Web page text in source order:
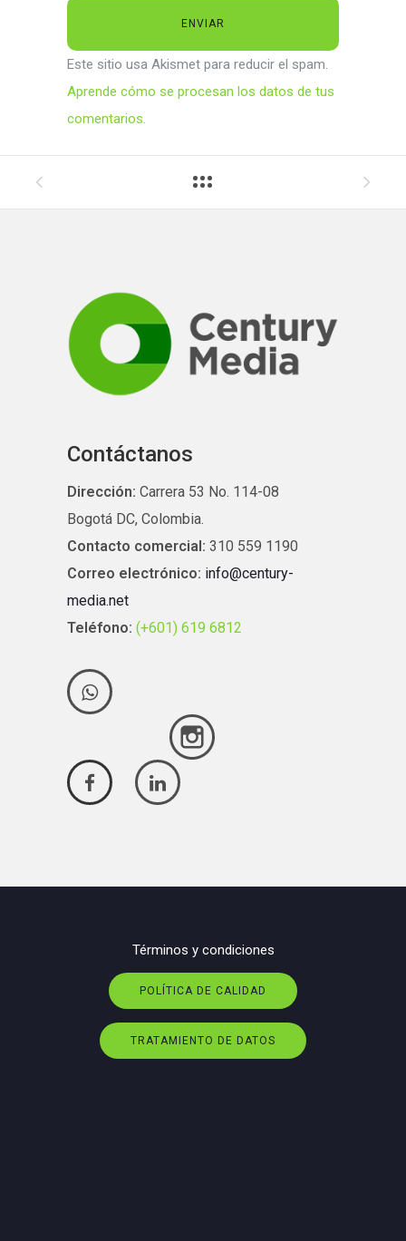
Este sitio usa Akismet para reducir el spam.
Aprende cómo se procesan los datos de tus
comentarios.
Contáctanos
Dirección: Carrera 53 No. 114-08
Bogotá DC, Colombia.
Contacto comercial: 310 559 1190
Correo electrónico: info@century-
media.net
Teléfono: (+601) 619 6812
Términos y condiciones
POLÍTICA DE CALIDAD
TRATAMIENTO DE DATOS